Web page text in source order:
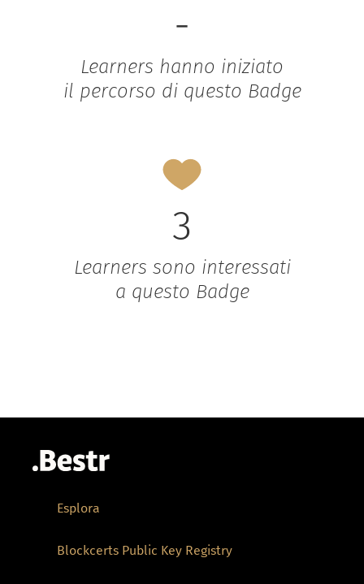
-
Learners hanno iniziato
il percorso di questo Badge
3
Learners sono interessati
a questo Badge
Esplora
Blockcerts Public Key Registry